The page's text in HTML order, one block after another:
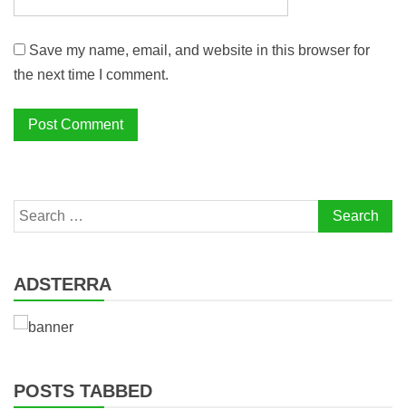
Save my name, email, and website in this browser for
the next time I comment.
Search
for:
ADSTERRA
POSTS TABBED